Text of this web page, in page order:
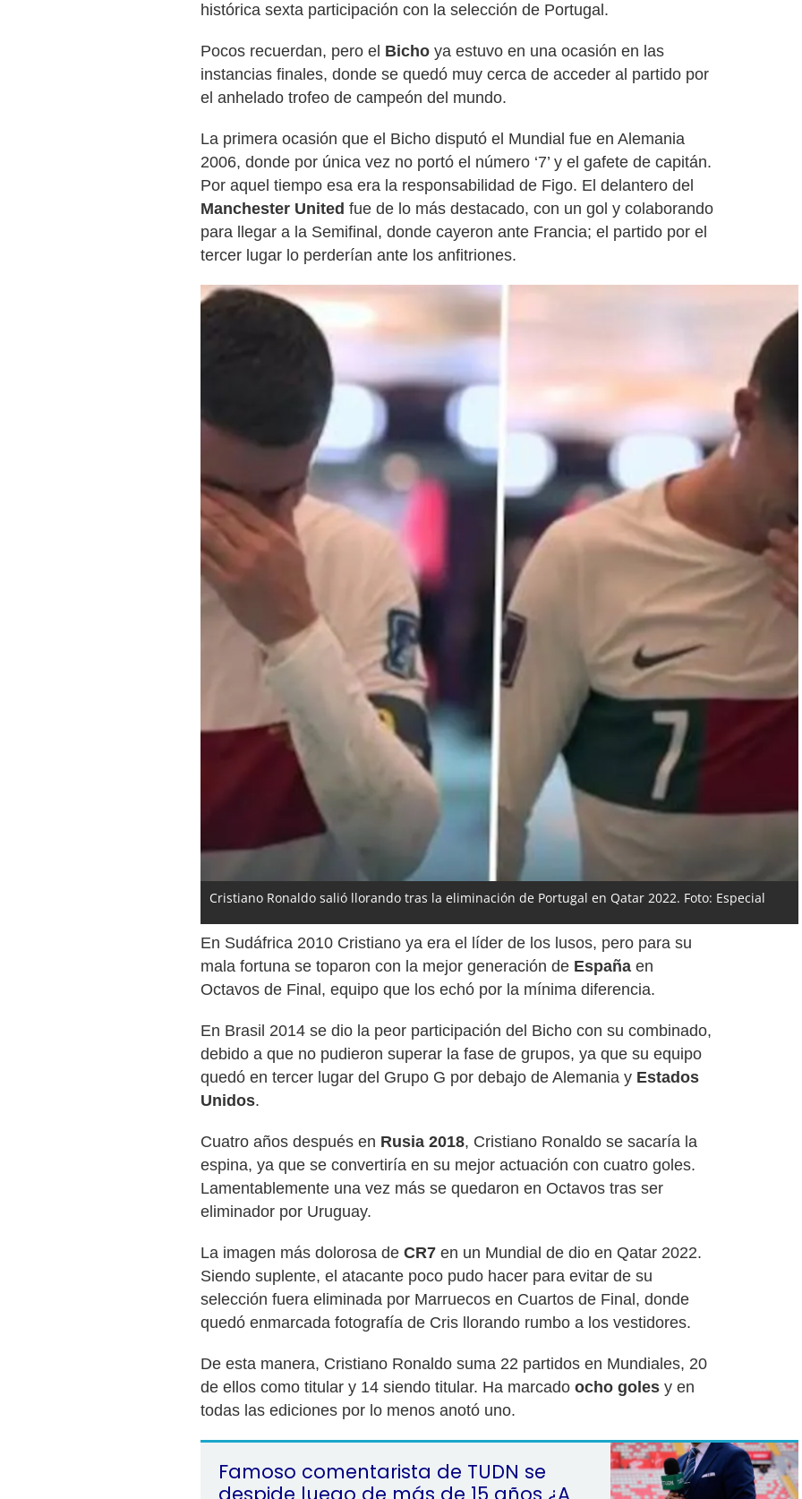
histórica sexta participación con la selección de Portugal.
Pocos recuerdan, pero el Bicho ya estuvo en una ocasión en las
instancias finales, donde se quedó muy cerca de acceder al partido por
el anhelado trofeo de campeón del mundo.
La primera ocasión que el Bicho disputó el Mundial fue en Alemania
2006, donde por única vez no portó el número ‘7’ y el gafete de capitán.
Por aquel tiempo esa era la responsabilidad de Figo. El delantero del
Manchester United fue de lo más destacado, con un gol y colaborando
para llegar a la Semifinal, donde cayeron ante Francia; el partido por el
tercer lugar lo perderían ante los anfitriones.
Cristiano Ronaldo salió llorando tras la eliminación de Portugal en Qatar 2022. Foto: Especial
En Sudáfrica 2010 Cristiano ya era el líder de los lusos, pero para su
mala fortuna se toparon con la mejor generación de España en
Octavos de Final, equipo que los echó por la mínima diferencia.
En Brasil 2014 se dio la peor participación del Bicho con su combinado,
debido a que no pudieron superar la fase de grupos, ya que su equipo
quedó en tercer lugar del Grupo G por debajo de Alemania y Estados
Unidos.
Cuatro años después en Rusia 2018, Cristiano Ronaldo se sacaría la
espina, ya que se convertiría en su mejor actuación con cuatro goles.
Lamentablemente una vez más se quedaron en Octavos tras ser
eliminador por Uruguay.
La imagen más dolorosa de CR7 en un Mundial de dio en Qatar 2022.
Siendo suplente, el atacante poco pudo hacer para evitar de su
selección fuera eliminada por Marruecos en Cuartos de Final, donde
quedó enmarcada fotografía de Cris llorando rumbo a los vestidores.
De esta manera, Cristiano Ronaldo suma 22 partidos en Mundiales, 20
de ellos como titular y 14 siendo titular. Ha marcado ocho goles y en
todas las ediciones por lo menos anotó uno.
Famoso comentarista de TUDN se